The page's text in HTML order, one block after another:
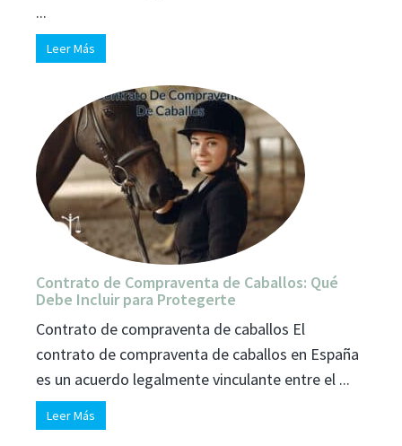
...
Leer Más
Contrato de Compraventa de Caballos: Qué
Debe Incluir para Protegerte
Contrato de compraventa de caballos El
contrato de compraventa de caballos en España
es un acuerdo legalmente vinculante entre el ...
Leer Más